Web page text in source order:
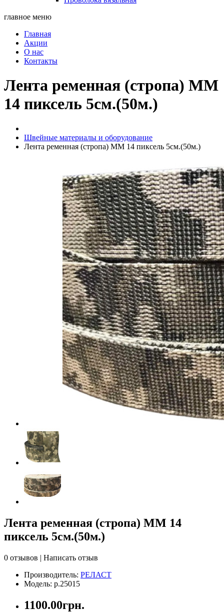
главное меню
Главная
Акции
О нас
Контакты
Лента ременная (стропа) ММ
14 пиксель 5см.(50м.)
Швейные материалы и оборудование
Лента ременная (стропа) ММ 14 пиксель 5см.(50м.)
Лента ременная (стропа) ММ 14
пиксель 5см.(50м.)
0 отзывов | Написать отзыв
Производитель: РЕЛАСТ
Модель: р.25015
1100.00грн.